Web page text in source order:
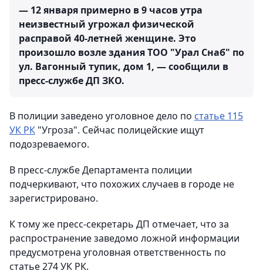
— 12 января примерно в 9 часов утра
неизвестный угрожал физической
расправой 40-летней женщине. Это
произошло возле здания ТОО "Урал Снаб" по
ул. Вагонный тупик, дом 1, — сообщили в
пресс-службе ДП ЗКО.
В полиции заведено уголовное дело по статье 115
УК РК "Угроза". Сейчас полицейские ищут
подозреваемого.
В пресс-службе Департамента полиции
подчеркивают, что похожих случаев в городе не
зарегистрировано.
К тому же пресс-секретарь ДП отмечает, что за
распространение заведомо ложной информации
предусмотрена уголовная ответственность по
статье 274 УК РК.